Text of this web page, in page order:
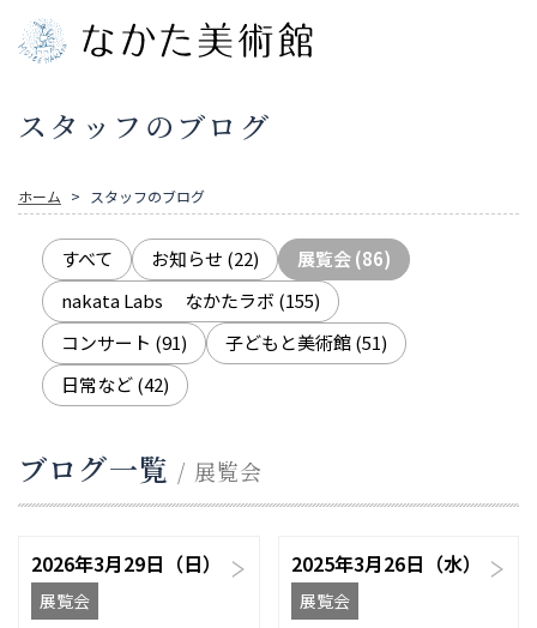
スタッフのブログ
ホーム スタッフのブログ
すべて お知らせ (22) 展覧会(86)
nakata Labs なかたラボ (155)
コンサート (91) 子どもと美術館(51)
日常など(42)
ブログ一覧 / 展覧会
2026年3月29日（日）
展覧会
2025年3月26日（水）
展覧会